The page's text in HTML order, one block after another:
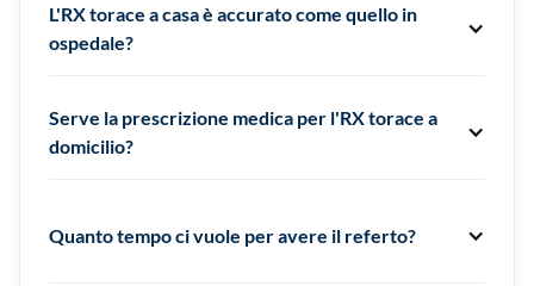
dell’intervento: si aggira generalmente tra i 150 e 250 €
per prestazione standard.
L'RX torace a casa è accurato come quello in
ospedale?
qualità diagnostica equivalente, se gestite da
professionisti qualificati.
Serve la prescrizione medica per l'RX torace a
domicilio?
torace”.
Quanto tempo ci vuole per avere il referto?